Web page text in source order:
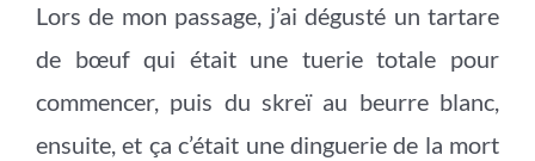
Lors de mon passage, j’ai dégusté un tartare
de bœuf qui était une tuerie totale pour
commencer, puis du skreï au beurre blanc,
ensuite, et ça c’était une dinguerie de la mort